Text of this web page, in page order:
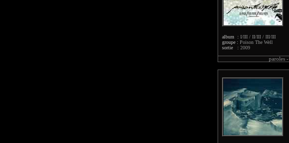
album : I/III / II/III / III/III
groupe : Poison The Well
sortie : 2009
paroles -